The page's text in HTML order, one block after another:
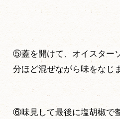
⑤蓋を開けて、オイスター
分ほど混ぜながら味をなじ
⑥味見して最後に塩胡椒で